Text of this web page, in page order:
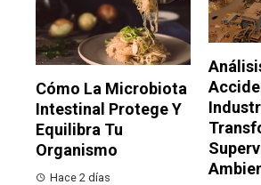
Cómo La Microbiota
Intestinal Protege Y
Equilibra Tu
Organismo
Hace 2 días